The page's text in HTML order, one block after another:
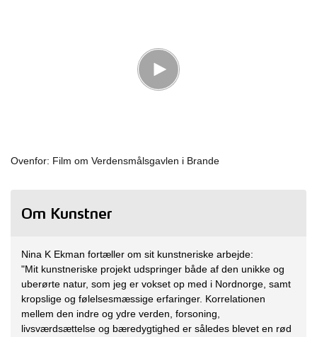
Ovenfor: Film om Verdensmålsgavlen i Brande
Om Kunstner
Nina K Ekman fortæller om sit kunstneriske arbejde:
"Mit kunstneriske projekt udspringer både af den unikke og
uberørte natur, som jeg er vokset op med i Nordnorge, samt
kropslige og følelsesmæssige erfaringer. Korrelationen
mellem den indre og ydre verden, forsoning,
livsværdsættelse og bæredygtighed er således blevet en rød